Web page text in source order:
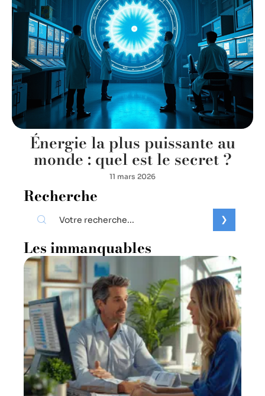
Énergie la plus puissante au
monde : quel est le secret ?
11 mars 2026
Recherche
Les immanquables